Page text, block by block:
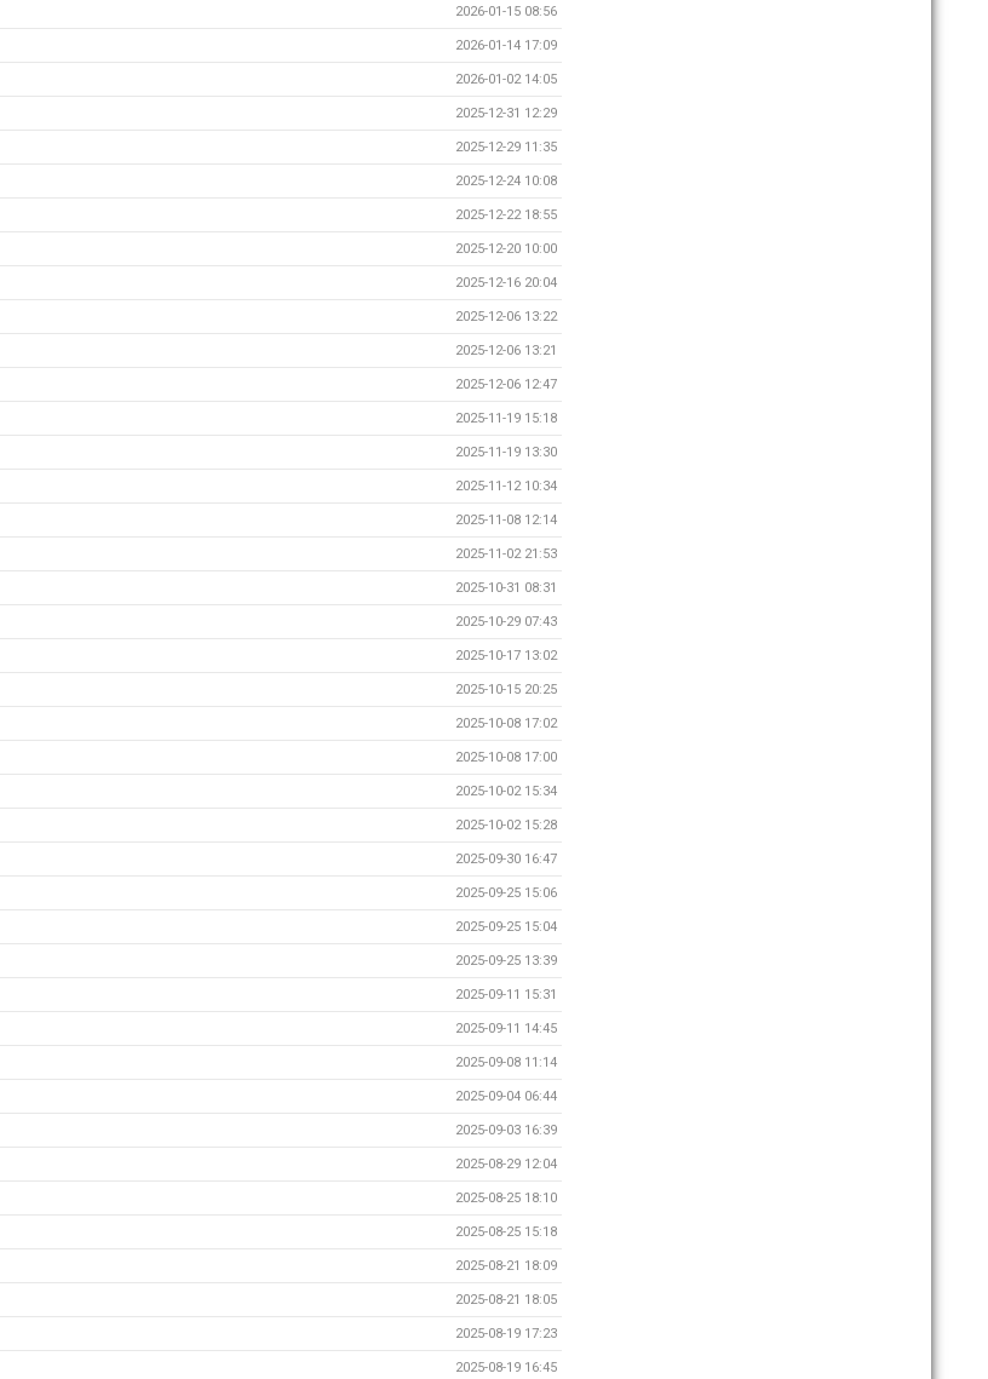
2026-01-15 08:56
2026-01-14 17:09
2026-01-02 14:05
2025-12-31 12:29
2025-12-29 11:35
2025-12-24 10:08
2025-12-22 18:55
2025-12-20 10:00
2025-12-16 20:04
2025-12-06 13:22
2025-12-06 13:21
2025-12-06 12:47
2025-11-19 15:18
2025-11-19 13:30
2025-11-12 10:34
2025-11-08 12:14
2025-11-02 21:53
2025-10-31 08:31
2025-10-29 07:43
2025-10-17 13:02
2025-10-15 20:25
2025-10-08 17:02
2025-10-08 17:00
2025-10-02 15:34
2025-10-02 15:28
2025-09-30 16:47
2025-09-25 15:06
2025-09-25 15:04
2025-09-25 13:39
2025-09-11 15:31
2025-09-11 14:45
2025-09-08 11:14
2025-09-04 06:44
2025-09-03 16:39
2025-08-29 12:04
2025-08-25 18:10
2025-08-25 15:18
2025-08-21 18:09
2025-08-21 18:05
2025-08-19 17:23
2025-08-19 16:45